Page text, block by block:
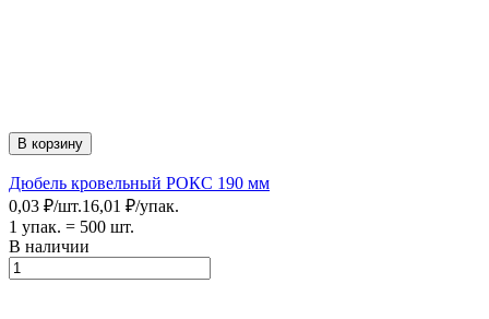
В корзину
Дюбель кровельный РОКС 190 мм
0,03 ₽/шт.16,01 ₽/упак.
1 упак. = 500 шт.
В наличии